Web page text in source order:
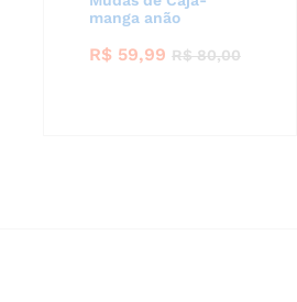
manga anão
R$ 59,99 R$80,00